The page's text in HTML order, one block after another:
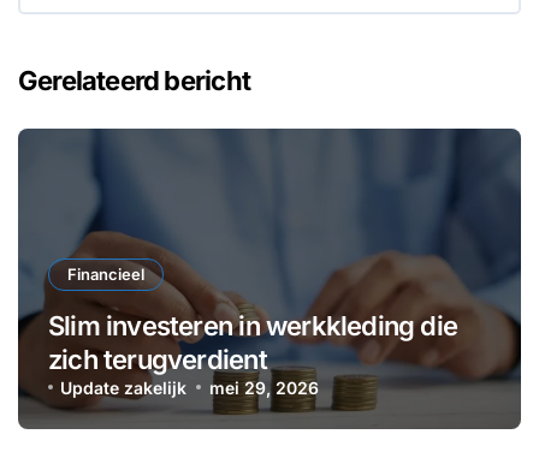
Gerelateerd bericht
Financieel
Slim investeren in werkkleding die
zich terugverdient
Update zakelijk mei 29, 2026